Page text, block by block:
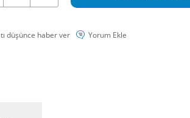
düşünce haber ver Yorum Ekle